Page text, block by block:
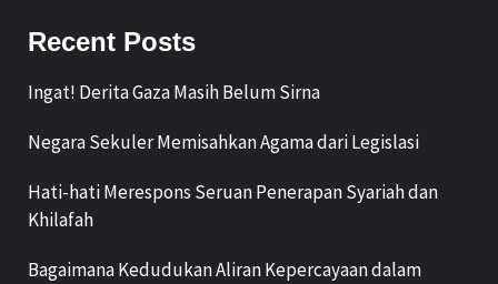
Recent Posts
Ingat! Derita Gaza Masih Belum Sirna
Negara Sekuler Memisahkan Agama dari Legislasi
Hati-hati Merespons Seruan Penerapan Syariah dan
Khilafah
Bagaimana Kedudukan Aliran Kepercayaan dalam